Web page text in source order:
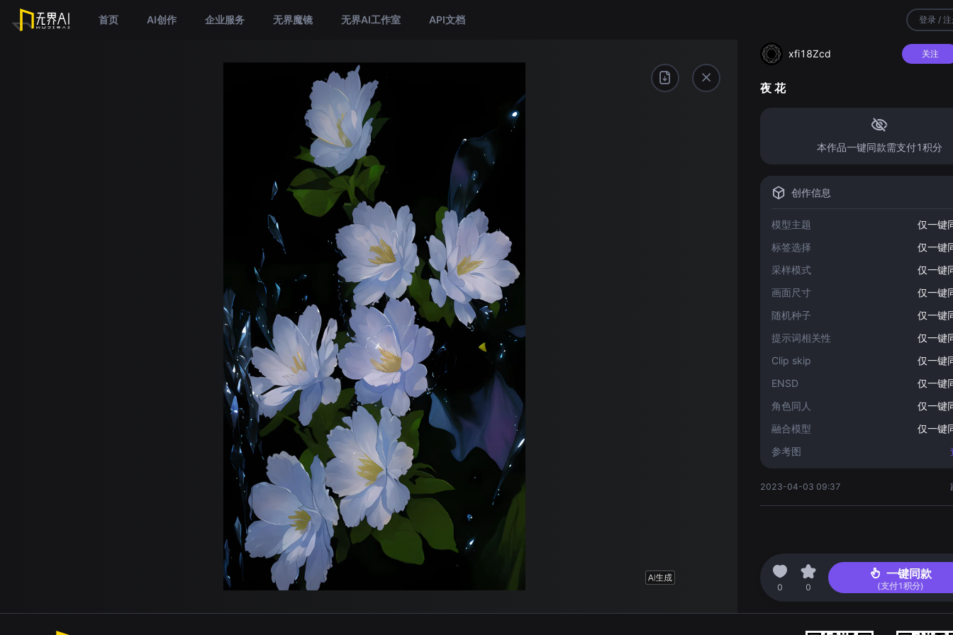
首页 AI创作 企业服务 无界魔镜 无界AI工作室 API文档 登录 /
xfi18Zcd 关注
夜 花
本作品一键同款需支付1积分
创作信息
模型主题
仅一键
标签选择
仅一键
采样模式
仅一键
画面尺寸
仅一键
随机种子
仅一键
提示词相关性
仅一键
Clip skip
仅一键
ENSD
仅一键
角色同人
仅一键
融合模型
仅一键
参考图
2023-04-03 09:37
0 0
一键同款
(支付1积分)